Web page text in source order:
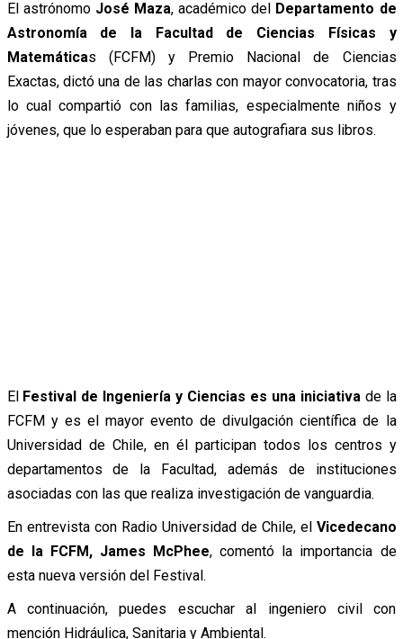
El astrónomo José Maza, académico del Departamento de
Astronomía de la Facultad de Ciencias Físicas y
Matemáticas (FCFM) y Premio Nacional de Ciencias
Exactas, dictó una de las charlas con mayor convocatoria, tras
lo cual compartió con las familias, especialmente niños y
jóvenes, que lo esperaban para que autografiara sus libros.
El Festival de Ingeniería y Ciencias es una iniciativa de la
FCFM y es el mayor evento de divulgación científica de la
Universidad de Chile, en él participan todos los centros y
departamentos de la Facultad, además de instituciones
asociadas con las que realiza investigación de vanguardia.
En entrevista con Radio Universidad de Chile, el Vicedecano
de la FCFM, James McPhee, comentó la importancia de
esta nueva versión del Festival.
A continuación, puedes escuchar al ingeniero civil con
mención Hidráulica, Sanitaria y Ambiental.